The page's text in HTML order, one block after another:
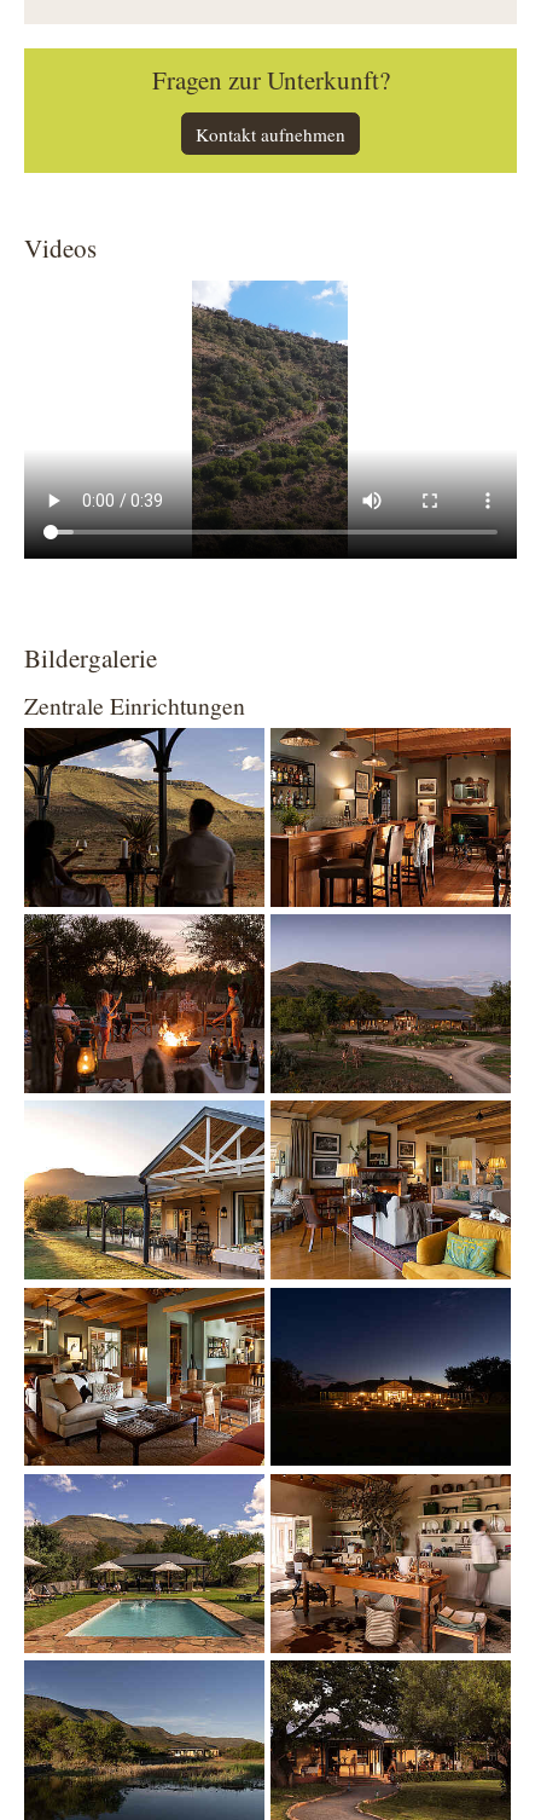
Fragen zur Unterkunft?
Kontakt aufnehmen
Videos
Bildergalerie
Zentrale Einrichtungen
Show larger version Show larger version
Show larger version Show larger version
Show larger version Show larger version
Show larger version Show larger version
Show larger version Show larger version
Show larger version